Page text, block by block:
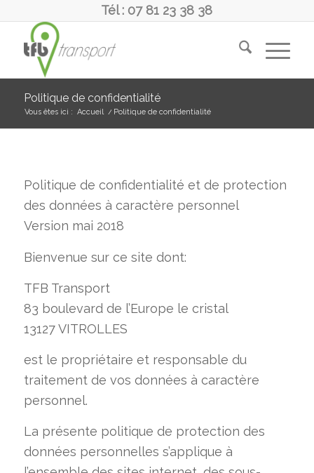
Tél : 07 81 23 38 38
Politique de confidentialité
Vous êtes ici : Accueil / Politique de confidentialité
Politique de confidentialité et de protection
des données à caractère personnel
Version mai 2018
Bienvenue sur ce site dont:
TFB Transport
83 boulevard de l’Europe le cristal
13127 VITROLLES
est le propriétaire et responsable du
traitement de vos données à caractère
personnel.
La présente politique de protection des
données personnelles s’applique à